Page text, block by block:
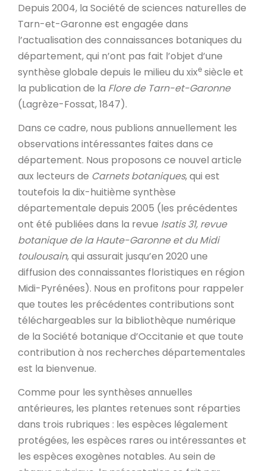
Depuis 2004, la Société de sciences naturelles de
Tarn-et-Garonne est engagée dans
l’actualisation des connaissances botaniques du
département, qui n’ont pas fait l’objet d’une
synthèse globale depuis le milieu du xixe siècle et
la publication de la Flore de Tarn-et-Garonne
(Lagrèze-Fossat, 1847).
Dans ce cadre, nous publions annuellement les
observations intéressantes faites dans ce
département. Nous proposons ce nouvel article
aux lecteurs de Carnets botaniques, qui est
toutefois la dix-huitième synthèse
départementale depuis 2005 (les précédentes
ont été publiées dans la revue Isatis 31, revue
botanique de la Haute-Garonne et du Midi
toulousain, qui assurait jusqu’en 2020 une
diffusion des connaissantes floristiques en région
Midi-Pyrénées). Nous en profitons pour rappeler
que toutes les précédentes contributions sont
téléchargeables sur la bibliothèque numérique
de la Société botanique d’Occitanie et que toute
contribution à nos recherches départementales
est la bienvenue.
Comme pour les synthèses annuelles
antérieures, les plantes retenues sont réparties
dans trois rubriques : les espèces légalement
protégées, les espèces rares ou intéressantes et
les espèces exogènes notables. Au sein de